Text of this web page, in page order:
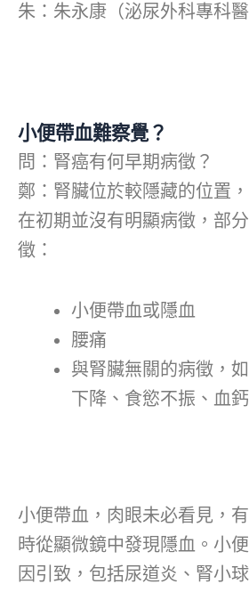
朱：朱永康（泌尿外科專科醫
小便帶血難察覺？
問：腎癌有何早期病徵？
鄭：腎臟位於較隱藏的位置
在初期並沒有明顯病徵，部
徵：
小便帶血或隱血
腰痛
與腎臟無關的病徵，
下降、食慾不振、血
小便帶血，肉眼未必看見，
時從顯微鏡中發現隱血。小
因引致，包括尿道炎、腎小